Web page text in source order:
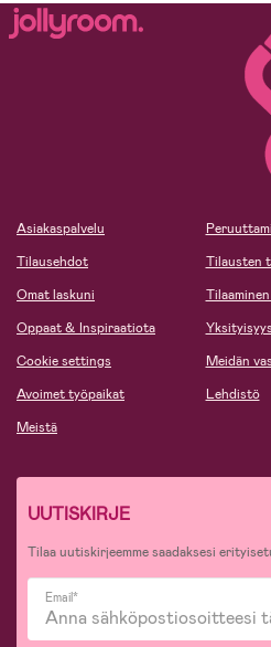
Asiakaspalvelu
Tilausehdot
Omat laskuni
Oppaat & Inspiraatiota
Cookie settings
Avoimet työpaikat
Meistä
Tilausten
Yksityisyys
Meidän
Lehdistö
UUTISKIRJE
Tilaa uutiskirjeemme saadaksesi
Email*